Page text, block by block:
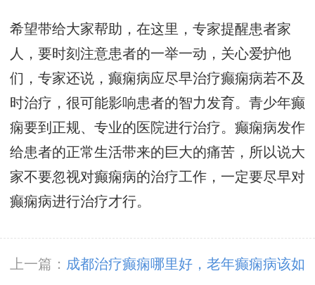
希望带给大家帮助，在这里，专家提醒患者家
人，要时刻注意患者的一举一动，关心爱护他
们，专家还说，癫痫病应尽早治疗癫痫病若不及
时治疗，很可能影响患者的智力发育。青少年癫
痫要到正规、专业的医院进行治疗。癫痫病发作
给患者的正常生活带来的巨大的痛苦，所以说大
家不要忽视对癫痫病的治疗工作，一定要尽早对
癫痫病进行治疗才行。
上一篇： 成都治疗癫痫哪里好，老年癫痫病该如